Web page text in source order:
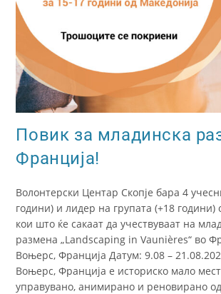
Повик за младинска
Франција!
Волонтерски Центар Скопје бара 4
години) и лидер на групата (+18 години)
кои што ќе сакаат да учествуваат на
размена „Landscaping in Vaunières“ во
Воњерс, Франција Датум: 9.08 –
Воњерс, Франција е историско мало
управувано, анимирано и реновирано